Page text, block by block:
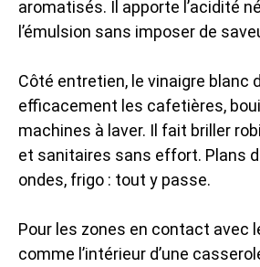
aromatisés. Il apporte l’acidité
l’émulsion sans imposer de
Côté entretien, le vinaigre blanc
efficacement les cafetières,
machines à laver. Il fait briller
et sanitaires sans effort. Plans
ondes, frigo : tout y passe.
Pour les zones en contact avec
comme l’intérieur d’une